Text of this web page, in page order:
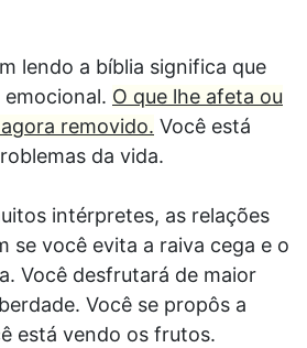
lendo a bíblia significa que
O que lhe afeta ou
removido. Você está
da vida.
intérpretes, as relações
se você evita a raiva cega e o
Você desfrutará de maior
Você se propôs a
está vendo os frutos.